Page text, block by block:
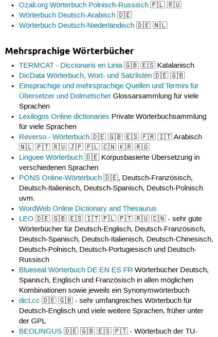
Ozali.org Wörterbuch Polnisch-Russisch 🇵🇱 🇷🇺
Wörterbuch Deutsch-Arabisch 🇩🇪
Wörterbuch Deutsch-Niederländisch 🇩🇪 🇳🇱
Mehrsprachige Wörterbücher
TERMCAT - Diccionaris en Linia🇬🇧 🇪🇸 Katalanisch
DicData Wörterbuch, Wort- und Satzlisten 🇩🇪 🇬🇧
Einsprachige und mehrsprachige Quellen und Termini für
Übersetzer und Dolmetscher Glossarsammlung für viele
Sprachen
Lexilogos Online dictionaries Private Wörterbuchsammlung
für viele Sprachen
Reverso - Wörterbuch 🇩🇪 🇬🇧 🇪🇸 🇫🇷 🇮🇹 Arabisch
🇳🇱 🇵🇹 🇷🇺 🇯🇵 🇵🇱 🇨🇳 🇰🇷 🇷🇴
Linguee Wörterbuch 🇩🇪 Korpusbasierte Übersetzung in
verschiedenen Sprachen
PONS Online-Wörterbuch 🇩🇪, Deutsch-Französisch,
Deutsch-Italienisch, Deutsch-Spanisch, Deutsch-Polnisch
uvm.
WordWeb Online Dictionary and Thesaurus
LEO 🇩🇪 🇬🇧 🇪🇸 🇮🇹 🇵🇱 🇵🇹 🇷🇺 🇨🇳 - sehr gute
Wörterbücher für Deutsch-Englisch, Deutsch-Französisch,
Deutsch-Spanisch, Deutsch-Italienisch, Deutsch-Chinesisch,
Deutsch-Polnisch, Deutsch-Portugiesisch und Deutsch-
Russisch
Blueseal Wörterbuch DE EN ES FR Wörterbücher Deutsch,
Spanisch, Englisch und Französisch in allen möglichen
Kombinationen sowie jeweils ein Synonymwörterbuch
dict.cc 🇩🇪 🇬🇧 - sehr umfangreiches Wörterbuch für
Deutsch-Englisch und viele weitere Sprachen, früher unter
der GPL
BEOLINGUS 🇩🇪 🇬🇧 🇪🇸 🇵🇹 - Wörterbuch der TU-